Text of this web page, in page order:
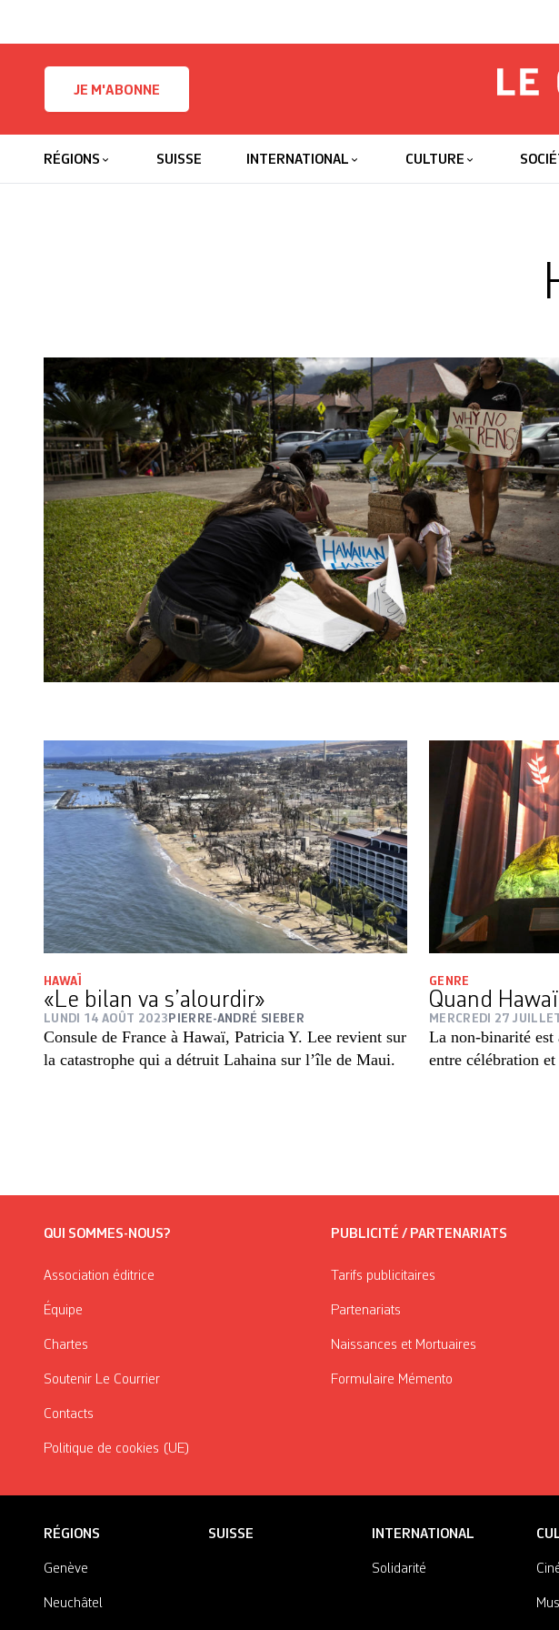
JE M'ABONNE
RÉGIONS SUISSE INTERNATIONAL CULTURE
HAWAÏ
«Le bilan va s’alourdir»
LUNDI 14 AOÛT 2023 PIERRE-ANDRÉ SIEBER
Consule de France à Hawaï, Patricia Y. Lee revient sur
la catastrophe qui a détruit Lahaina sur l’île de Maui.
GENRE
Quand
MERCREDI 27
La non-binarité est
entre célébration
QUI SOMMES-NOUS?
Association éditrice
Équipe
Chartes
Soutenir Le Courrier
Contacts
Politique de cookies (UE)
PUBLICITÉ / PARTENARIATS
Tarifs publicitaires
Partenariats
Naissances et Mortuaires
Formulaire Mémento
RÉGIONS
Genève
Neuchâtel
SUISSE INTERNATIONAL
Solidarité